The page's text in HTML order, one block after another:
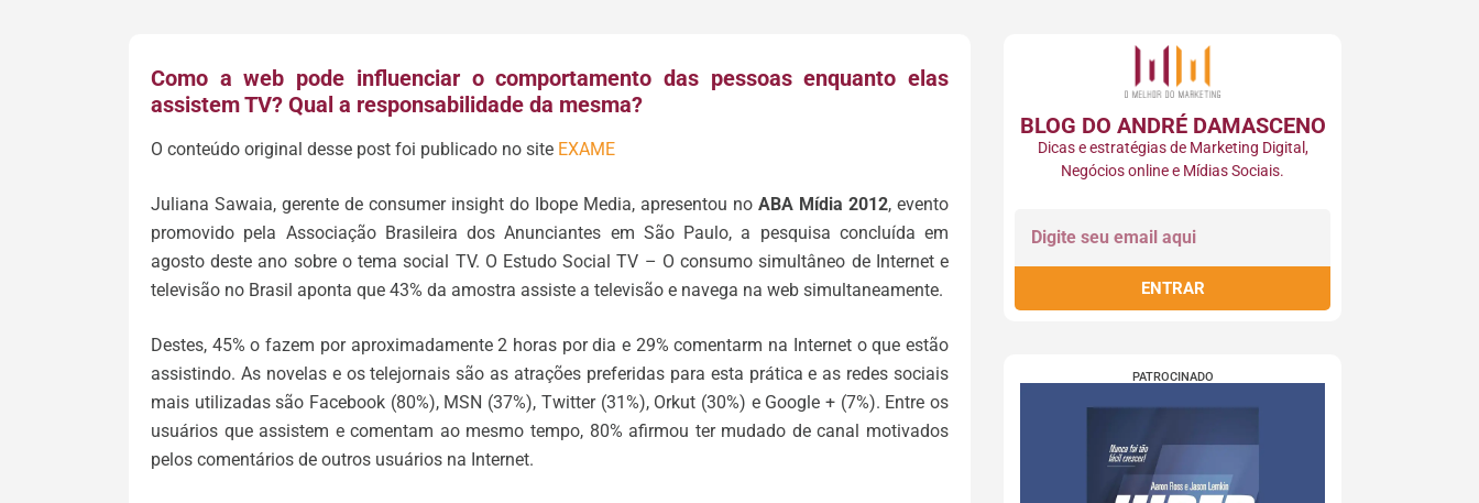
Como a web pode influenciar o comportamento das pessoas enquanto elas
assistem TV? Qual a responsabilidade da mesma?
O conteúdo original desse post foi publicado no site EXAME
Juliana Sawaia, gerente de consumer insight do Ibope Media, apresentou no ABA Mídia 2012, evento
promovido pela Associação Brasileira dos Anunciantes em São Paulo, a pesquisa concluída em
agosto deste ano sobre o tema social TV. O Estudo Social TV – O consumo simultâneo de Internet e
televisão no Brasil aponta que 43% da amostra assiste a televisão e navega na web simultaneamente.
Destes, 45% o fazem por aproximadamente 2 horas por dia e 29% comentarm na Internet o que estão
assistindo. As novelas e os telejornais são as atrações preferidas para esta prática e as redes sociais
mais utilizadas são Facebook (80%), MSN (37%), Twitter (31%), Orkut (30%) e Google + (7%). Entre os
usuários que assistem e comentam ao mesmo tempo, 80% afirmou ter mudado de canal motivados
pelos comentários de outros usuários na Internet.
BLOG DO ANDRÉ DAMASCENO​
Dicas e estratégias de Marketing Digital,
Negócios online e Mídias Sociais.
ENTRAR
PATROCINADO